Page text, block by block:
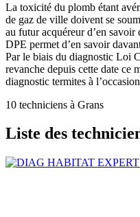
La toxicité du plomb étant
de gaz de ville doivent se
au futur acquéreur d’en
DPE permet d’en savoir
Par le biais du diagnostic Loi
revanche depuis cette date ce
diagnostic termites à
10 techniciens à Grans
Liste des